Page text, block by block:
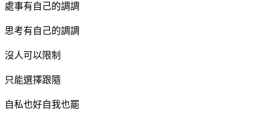
處事有自己的調調
思考有自己的調調
沒人可以限制
只能選擇跟隨
自私也好自我也罷